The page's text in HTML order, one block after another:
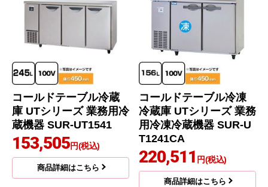
コールドテーブル冷蔵
庫 UTシリーズ 業務用冷
蔵機器 SUR-UT1541
153,505円(税込)
商品詳細はこちら
コールドテーブル冷凍
冷蔵庫 UTシリーズ 業務
用冷凍冷蔵機器 SUR-U
T1241CA
220,511 円(税込)
商品詳細はこちら